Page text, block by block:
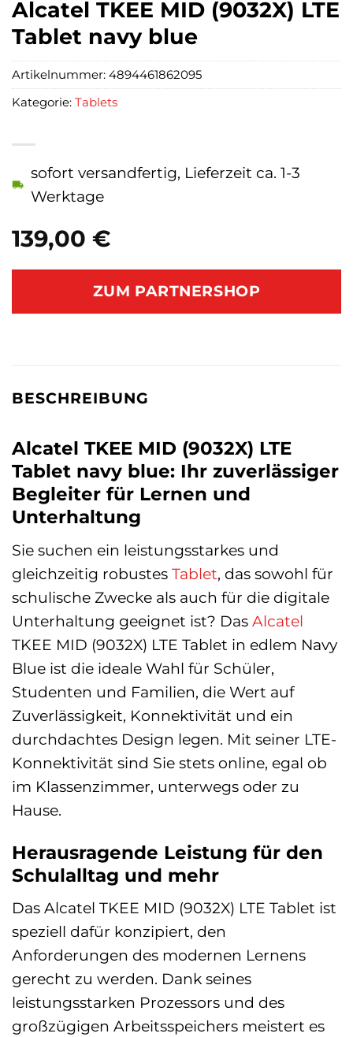
Alcatel TKEE MID (9032X) LTE
Tablet navy blue
139,00 €
sofort versandfertig, Lieferzeit ca. 1-3
Werktage
ZUM PARTNERSHOP
Artikelnummer: 4894461862095
Kategorie: Tablets
BESCHREIBUNG
Alcatel TKEE MID (9032X) LTE
Tablet navy blue: Ihr zuverlässiger
Begleiter für Lernen und
Unterhaltung
Sie suchen ein leistungsstarkes und
gleichzeitig robustes Tablet, das sowohl für
schulische Zwecke als auch für die digitale
Unterhaltung geeignet ist? Das Alcatel
TKEE MID (9032X) LTE Tablet in edlem Navy
Blue ist die ideale Wahl für Schüler,
Studenten und Familien, die Wert auf
Zuverlässigkeit, Konnektivität und ein
durchdachtes Design legen. Mit seiner LTE-
Konnektivität sind Sie stets online, egal ob
im Klassenzimmer, unterwegs oder zu
Hause.
Herausragende Leistung für den
Schulalltag und mehr
Das Alcatel TKEE MID (9032X) LTE Tablet ist
speziell dafür konzipiert, den
Anforderungen des modernen Lernens
gerecht zu werden. Dank seines
leistungsstarken Prozessors und des
großzügigen Arbeitsspeichers meistert es